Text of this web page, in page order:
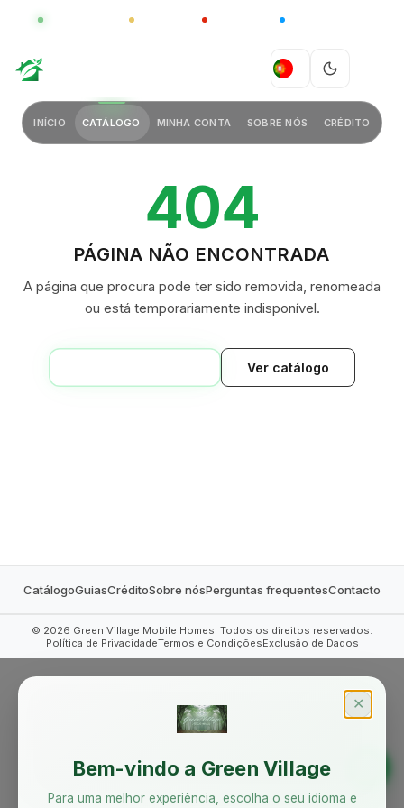
CHINA
PT
INÍCIO CATÁLOGO MINHA CONTA SOBRE NÓS CRÉDITO
404
PÁGINA NÃO ENCONTRADA
A página que procura pode ter sido removida, renomeada
ou está temporariamente indisponível.
Ver catálogo
CatálogoGuiasCréditoSobre nósPerguntas frequentesContacto
© 2026 Green Village Mobile Homes. Todos os direitos reservados.
Política de PrivacidadeTermos e CondiçõesExclusão de Dados
✕
Bem-vindo a Green Village
Para uma melhor experiência, escolha o seu idioma e